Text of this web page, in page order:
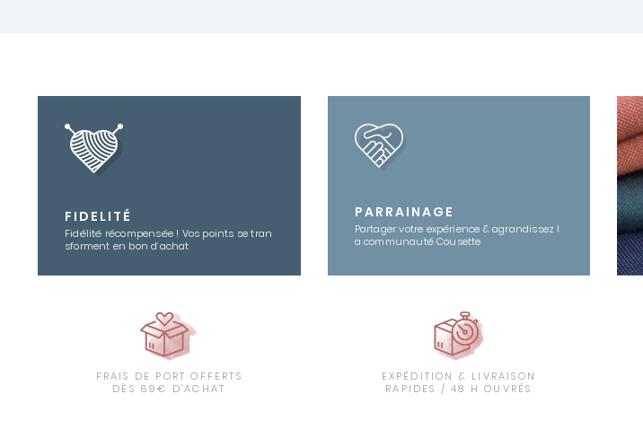
FIDELITÉ
Fidélité récompensée ! Vos points se tran
sforment en bon d’achat
PARRAINAGE
Partager votre expérience & agrandissez l
a communauté Cousette
FRAIS DE PORT OFFERTS
DÈS 69€ D'ACHAT
EXPÉDITION & LIVRAISON
RAPIDES / 48 H OUVRÉS